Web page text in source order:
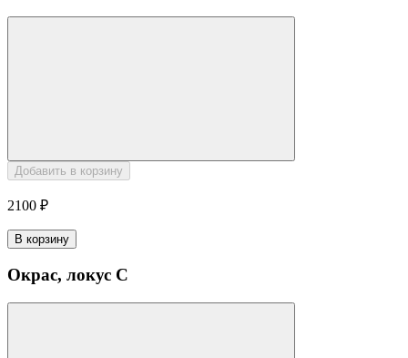
Добавить в корзину
2100 ₽
В корзину
Окрас, локус C